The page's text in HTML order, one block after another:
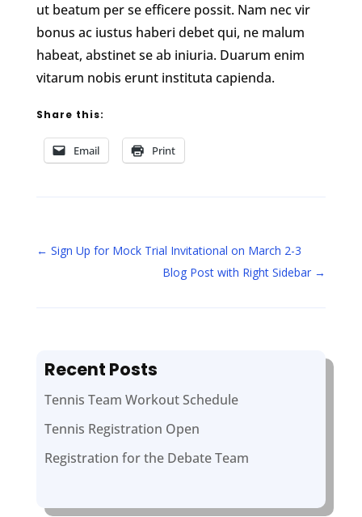
ut beatum per se efficere possit. Nam nec vir
bonus ac iustus haberi debet qui, ne malum
habeat, abstinet se ab iniuria. Duarum enim
vitarum nobis erunt instituta capienda.
Share this:
Email Print
← Sign Up for Mock Trial Invitational on March 2-3
Blog Post with Right Sidebar →
Recent Posts
Tennis Team Workout Schedule
Tennis Registration Open
Registration for the Debate Team